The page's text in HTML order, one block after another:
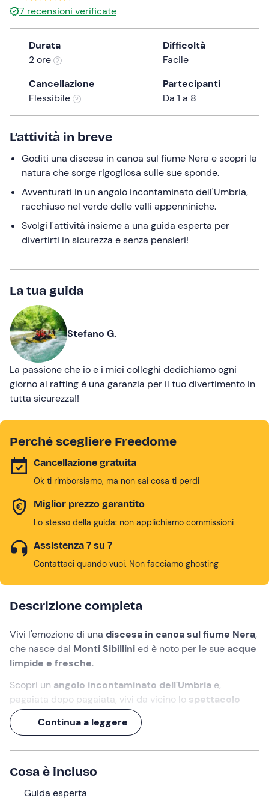
the
question
mark
keyboard
shortcuts
for
changing
dates.
7 recensioni verificate
Durata
2 ore
Difficoltà
Facile
Cancellazione
Flessibile
Partecipanti
Da 1 a 8
L’attività in breve
Goditi una discesa in canoa sul fiume Nera e scopri la
natura che sorge rigogliosa sulle sue sponde.
Avventurati in un angolo incontaminato dell'Umbria,
racchiuso nel verde delle valli appenniniche.
Svolgi l'attività insieme a una guida esperta per
divertirti in sicurezza e senza pensieri!
La tua guida
Stefano G.
La passione che io e i miei colleghi dedichiamo ogni
giorno al rafting è una garanzia per il tuo divertimento in
tutta sicurezza!!
Perché scegliere Freedome
Cancellazione gratuita
Ok ti rimborsiamo, ma non sai cosa ti perdi
Miglior prezzo garantito
Lo stesso della guida: non applichiamo commissioni
Assistenza 7 su 7
Contattaci quando vuoi. Non facciamo ghosting
Descrizione completa
Vivi l'emozione di una discesa in canoa sul fiume Nera,
che nasce dai Monti Sibillinied è noto per le sue acque
limpide e fresche.
Scopri un angolo incontaminato dell'Umbria e,
pagaiata dopo pagaiata, vivi da vicino lo spettacolo
della natura, divertendoti e rinfrescandoti con qualche
schizzo d'acqua!
Unaguida espertati accompagnerà lungo unpercorso
acquatico suggestivo
partire!
Cosa faremo
Continua a leggere
Cosa è incluso
Guida esperta